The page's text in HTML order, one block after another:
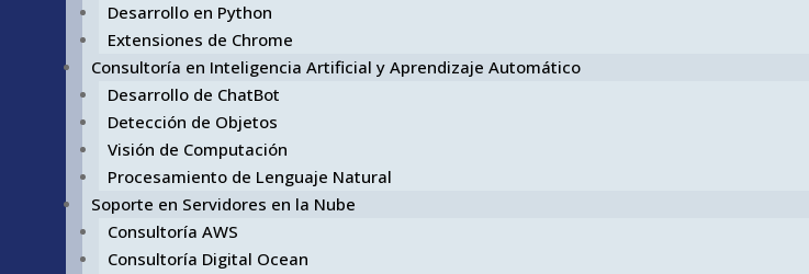
Desarrollo en Python
Extensiones de Chrome
Consultoría en Inteligencia Artificial y Aprendizaje Automático
Desarrollo de ChatBot
Detección de Objetos
Visión de Computación
Procesamiento de Lenguaje Natural
Soporte en Servidores en la Nube
Consultoría AWS
Consultoría Digital Ocean